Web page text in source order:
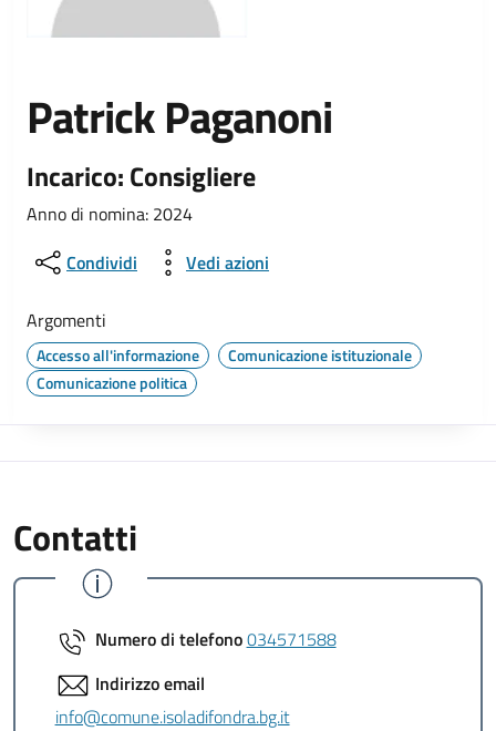
Patrick Paganoni
Incarico: Consigliere
Anno di nomina: 2024
Condividi
Vedi azioni
Argomenti
Accesso all'informazione
Comunicazione istituzionale
Comunicazione politica
Contatti
Numero di telefono034571588
Indirizzo email
info@comune.isoladifondra.bg.it